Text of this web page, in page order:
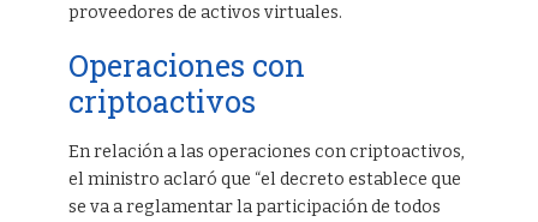
proveedores de activos virtuales.
Operaciones con
criptoactivos
En relación a las operaciones con criptoactivos,
el ministro aclaró que “el decreto establece que
se va a reglamentar la participación de todos